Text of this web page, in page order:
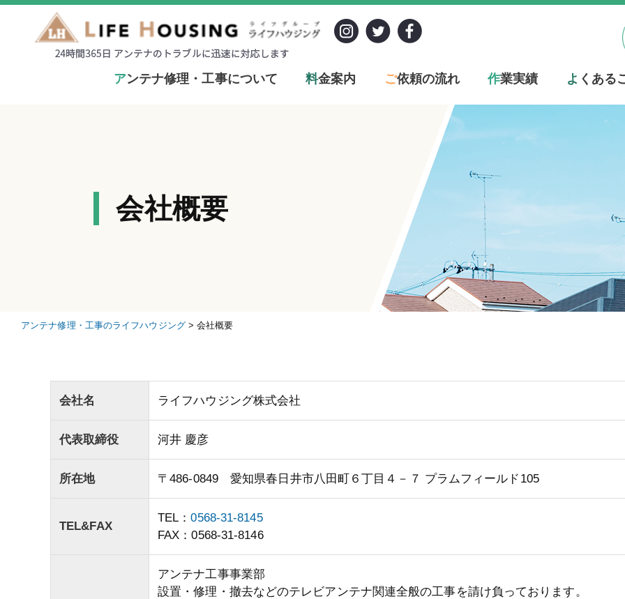
アンテナ修理・工事について 料金案内 ご依頼の流れ 作業実績 よ くある
会社概要
アンテナ修理・工事のライフハウジング>会社概要
会社名 ライフハウジング株式会社
代表取締役 河井 慶彦
所在地 〒486-0849 愛知県春日井市八田町６丁目４－７ プラムフィールド105
TEL&FAX
TEL：0568-31-8145
FAX：0568-31-8146
アンテナ工事事業部
設置・修理・撤去などのテレビアンテナ関連全般の工事を請け負っております。